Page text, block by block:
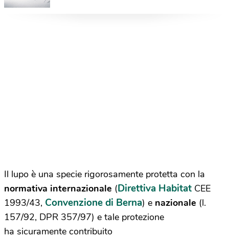
Il lupo è una specie rigorosamente protetta con la
normativa internazionale (Direttiva Habitat CEE
1993/43, Convenzione di Berna) e nazionale (l.
157/92, DPR 357/97) e tale protezione
ha sicuramente contribuito